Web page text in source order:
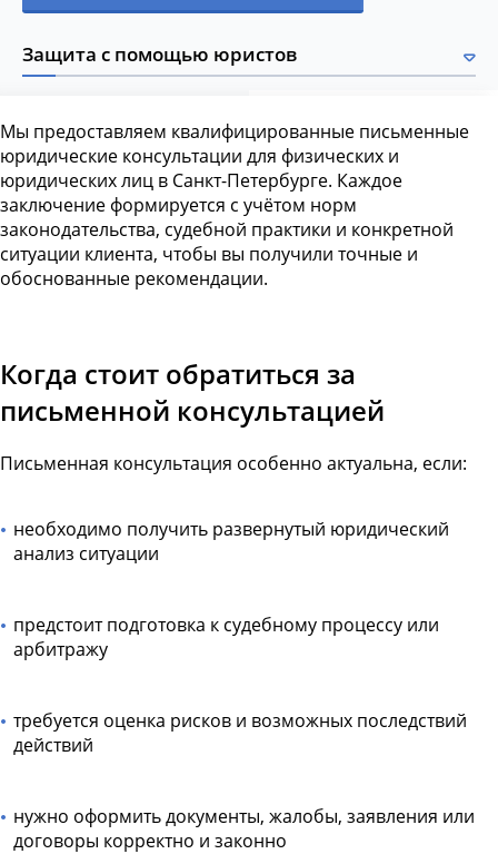
Защита с помощью юристов
Мы предоставляем квалифицированные письменные
юридические консультации для физических и
юридических лиц в Санкт-Петербурге. Каждое
заключение формируется с учётом норм
законодательства, судебной практики и конкретной
ситуации клиента, чтобы вы получили точные и
обоснованные рекомендации.
Когда стоит обратиться за
письменной консультацией
Письменная консультация особенно актуальна, если:
необходимо получить развернутый юридический
анализ ситуации
предстоит подготовка к судебному процессу или
арбитражу
требуется оценка рисков и возможных последствий
действий
нужно оформить документы, жалобы, заявления или
договоры корректно и законно